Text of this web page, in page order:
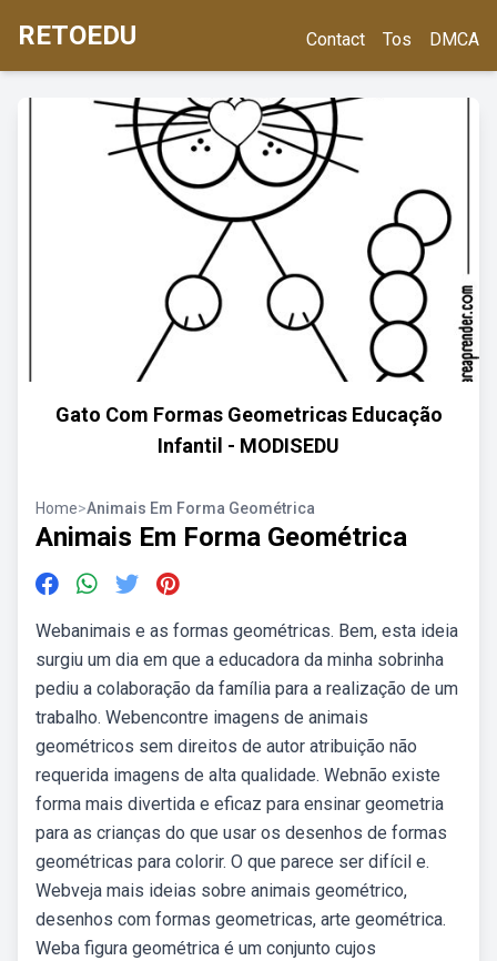
RETOEDU Contact Tos DMCA
Gato Com Formas Geometricas Educação
Infantil - MODISEDU
Home>Animais Em Forma Geométrica
Animais Em Forma Geométrica
Webanimais e as formas geométricas. Bem, esta ideia
surgiu um dia em que a educadora da minha sobrinha
pediu a colaboração da família para a realização de um
trabalho. Webencontre imagens de animais
geométricos sem direitos de autor atribuição não
requerida imagens de alta qualidade. Webnão existe
forma mais divertida e eficaz para ensinar geometria
para as crianças do que usar os desenhos de formas
geométricas para colorir. O que parece ser difícil e.
Webveja mais ideias sobre animais geométrico,
desenhos com formas geometricas, arte geométrica.
Weba figura geométrica é um conjunto cujos